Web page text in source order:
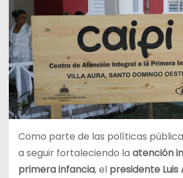
Como parte de las políticas
a seguir fortaleciendo la atención
primera infancia, el presidente Luis